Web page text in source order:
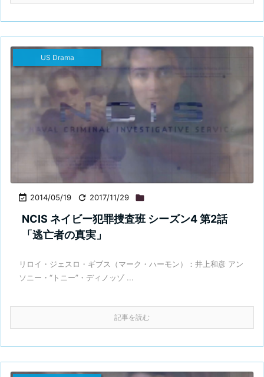
 2014/05/19  2017/11/29 
US Drama
NCIS ネイビー犯罪捜査班 シーズン4 第2話
「逃亡者の真実」
リロイ・ジェスロ・ギブス（マーク・ハーモン）：井上和彦 アン
ソニー・“トニー”・ディノッゾ ...
記事を読む